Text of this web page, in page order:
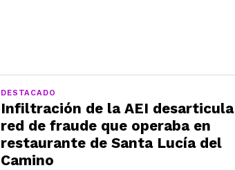
DESTACADO
Infiltración de la AEI desarticula
red de fraude que operaba en
restaurante de Santa Lucía del
Camino